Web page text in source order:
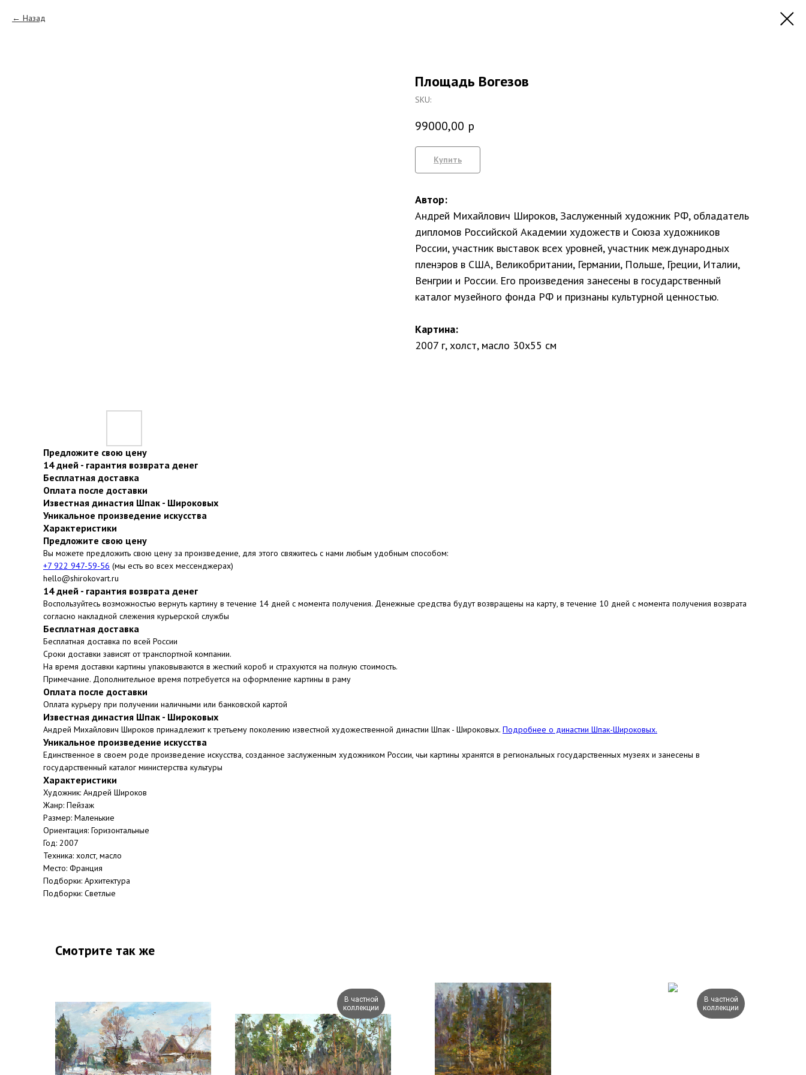
Назад
Площадь Вогезов
SKU:
99000,00 р
Купить
Автор:
Андрей Михайлович Широков, Заслуженный художник РФ, обладатель
дипломов Российской Академии художеств и Союза художников
России, участник выставок всех уровней, участник международных
пленэров в США, Великобритании, Германии, Польше, Греции, Италии,
Венгрии и России. Его произведения занесены в государственный
каталог музейного фонда РФ и признаны культурной ценностью.
Картина:
2007 г, холст, масло 30х55 см
Предложите свою цену
14 дней - гарантия возврата денег
Бесплатная доставка
Оплата после доставки
Известная династия Шпак - Широковых
Уникальное произведение искусства
Характеристики
Предложите свою цену
Вы можете предложить свою цену за произведение, для этого свяжитесь с нами любым удобным способом:
+7 922 947-59-56 (мы есть во всех мессенджерах)
hello@shirokovart.ru
14 дней - гарантия возврата денег
Воспользуйтесь возможностью вернуть картину в течение 14 дней с момента получения. Денежные средства будут возвращены на карту, в течение 10 дней с момента получения возврата
согласно накладной слежения курьерской службы
Бесплатная доставка
Бесплатная доставка по всей России
Сроки доставки зависят от транспортной компании.
На время доставки картины упаковываются в жесткий короб и страхуются на полную стоимость.
Примечание. Дополнительное время потребуется на оформление картины в раму
Оплата после доставки
Оплата курьеру при получении наличными или банковской картой
Известная династия Шпак - Широковых
Андрей Михайлович Широков принадлежит к третьему поколению известной художественной династии Шпак - Широковых. Подробнее о династии Шпак-Широковых.
Уникальное произведение искусства
Единственное в своем роде произведение искусства, созданное заслуженным художником России, чьи картины хранятся в региональных государственных музеях и занесены в
государственный каталог министерства культуры
Характеристики
Художник: Андрей Широков
Жанр: Пейзаж
Размер: Маленькие
Ориентация: Горизонтальные
Год: 2007
Техника: холст, масло
Место: Франция
Подборки: Архитектура
Подборки: Светлые
Смотрите так же
В частной
коллекции
В частной
коллекции